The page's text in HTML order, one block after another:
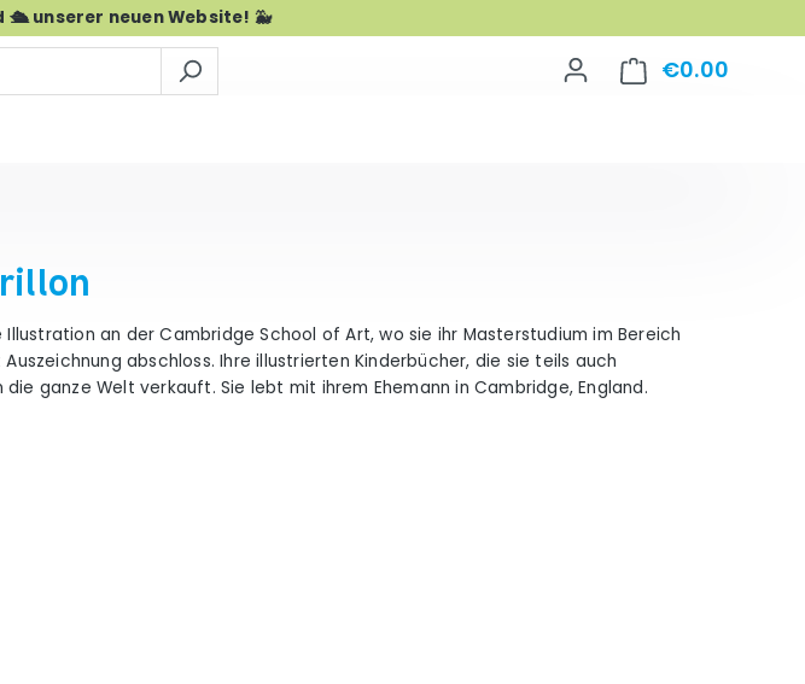
🛳️ unserer neuen Website! 🐳
€0.00
an der Cambridge School of Art, wo sie ihr Masterstudium im Bereich
abschloss. Ihre illustrierten Kinderbücher, die sie teils auch
ganze Welt verkauft. Sie lebt mit ihrem Ehemann in Cambridge, England.